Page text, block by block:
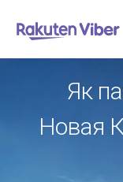
Як
Новая